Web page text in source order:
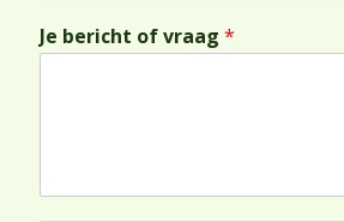
i
l
Je bericht of vraag *